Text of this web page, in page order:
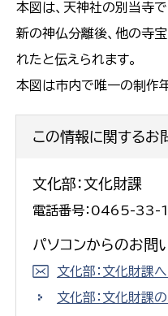
本図は、天神社の別当寺
新の神仏分離後、他の寺
れたと伝えられます。
本図は市内で唯一の制作
この情報に関するお
文化部：文化財課
電話番号：0465-33-
パソコンからのお問
文化部：文化財課
文化部：文化財課